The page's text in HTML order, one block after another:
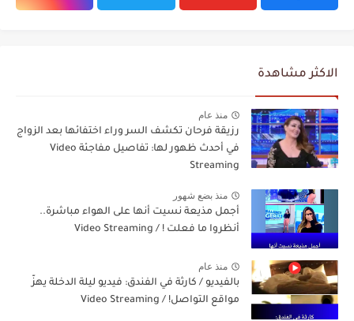
الاكثر مشاهدة
منذ عام
رزيقة فرحان تكشف السر وراء اختفائها بعد الزواج
في أحدث ظهور لها: تفاصيل مفاجئة Video
Streaming
منذ بضع شهور
أجمل مذيعة نسيت أنها على الهواء مباشرة..
أنظروا ما فعلت ! / Video Streaming
منذ عام
بالفيديو / كارثة في الفندق: فيديو ليلة الدخلة يهزّ
مواقع التواصل! / Video Streaming